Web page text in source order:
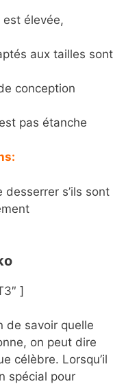
élevée,
aux tailles sont
conception
pas étanche
s’ils sont
]
de savoir quelle
on peut dire
célèbre. Lorsqu’il
spécial pour